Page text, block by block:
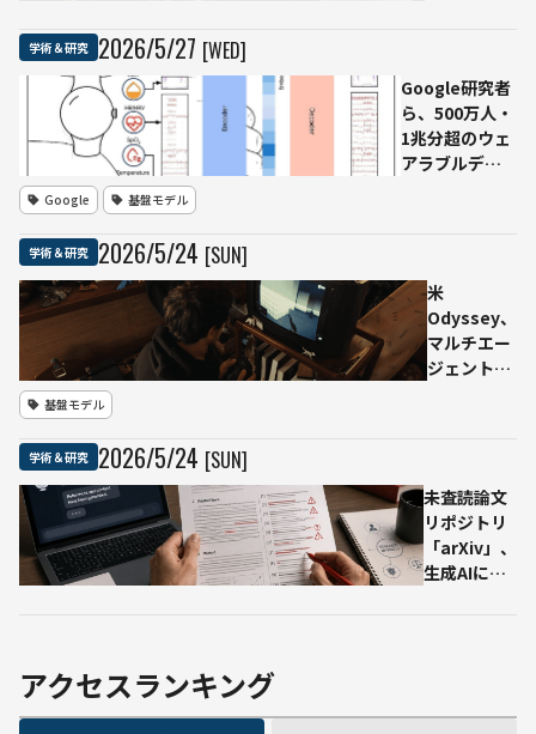
課題浮
き彫り
に
れサ
イズ
の大
きな
む
「Neuron
Auctions」
を提案 清
どの研究
学術＆研究 2026/5/27 [WED]
Google研究者
ら、500万人・
1兆分超のウェ
アラブルデー
の健康指標を
予測
Google 基盤モデル
学術＆研究 2026/5/24 [SUN]
米
Odyssey、
マルチエー
ジェント世
やAIが同じ
生成世界で
動く研究プ
レビュー
基盤モデル
学術＆研究 2026/5/24 [SUN]
未査読論文
リポジトリ
「arXiv」、
生成AIによ
の責任」と
アクセスランキング